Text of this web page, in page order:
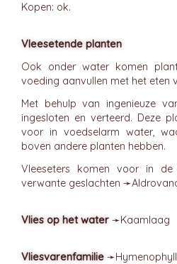
Kopen: ok.
Vleesetende planten
Ook onder water komen
voeding aanvullen met het eten
Met behulp van ingenieuze
ingesloten en verteerd. Deze
voor in voedselarm water,
boven andere planten hebben.
Vleeseters komen voor in
verwante geslachten ➛
Vlies op het water ➛Kaamlaag
Vliesvarenfamilie ➛